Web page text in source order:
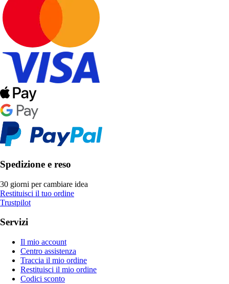
Spedizione e reso
30 giorni per cambiare idea
Restituisci il tuo ordine
Trustpilot
Servizi
Il mio account
Centro assistenza
Traccia il mio ordine
Restituisci il mio ordine
Codici sconto